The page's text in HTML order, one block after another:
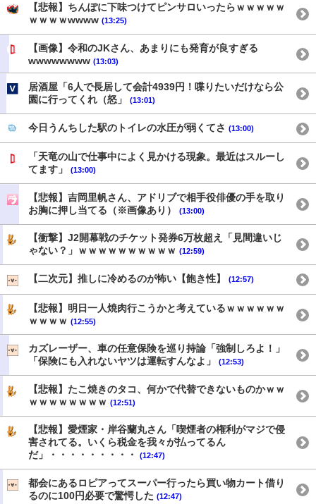
【悲報】ちんぽに下味つけてピンサロいったらｗｗｗｗｗ
ｗｗｗｗwwww (13:25)
【画像】令和のJKさん、あまりにも発育が良すぎる
wwwwwwww (13:03)
居酒屋「6人で長居して会計4939円！喋りたいだけなら公
園に行ってくれ（怒」
(13:01)
今日うんちした駅のトイレの水圧が弱くてさ (13:00)
「天竜の山で仕事中によく見かける現象。最近はスルーし
てます」
(13:00)
【悲報】吉岡里帆さん、アドリブで相手役俳優の手を取り
お胸に押し当てる（※画像あり）
(13:00)
【衝撃】J2開幕戦のチケット発券6万枚超え「見間違いじ
ゃない？」ｗｗｗｗｗｗｗｗｗｗ (12:59)
【二次元】推しに冷めるのが怖い【飽き性】 (12:57)
【悲報】明日一人焼肉行こうかと考えているｗｗｗｗｗｗ
ｗｗｗｗ (12:55)
カズレーザー、車の任意保険を巡り持論「強制しろよ！」
「保険にも入れないヤツは運転すんなよ」
(12:53)
【悲報】たこ焼きのタコ、何かで代替できないものかｗｗ
ｗｗｗｗｗｗｗｗ (12:51)
【悲報】愛煙家・岸谷蘭丸さん「喫煙者の権利がマジで侵
害されてる。いくら税金を我々が払ってるん
だ」・・・・・・・・・
(12:47)
都会にあるロピアってスーパー行ったら買い物カート借り
るのに100円必要で驚愕した (12:47)